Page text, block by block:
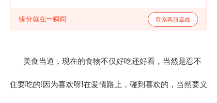
缘分就在一瞬间 联系客服牵线
美食当道，现在的食物不仅好吃还好看，当然是忍不
住要吃的!因为喜欢呀!在爱情路上，碰到喜欢的，当然要义